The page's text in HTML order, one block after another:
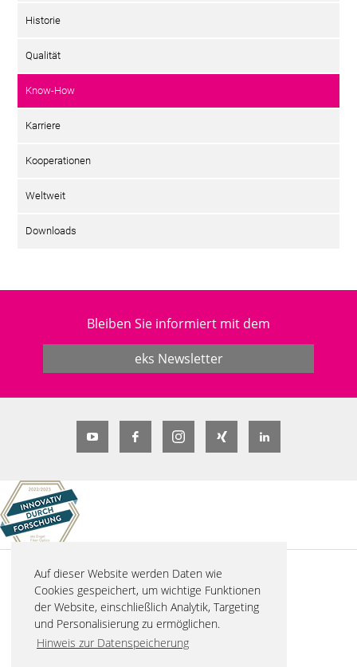
Auf dieser Website werden Daten wie
Cookies gespeichert, um wichtige Funktionen
der Website, einschließlich Analytik, Targeting
und Personalisierung zu ermöglichen.
Hinweis zur Datenspeicherung
Historie
Qualität
Know-How
Karriere
Kooperationen
Weltweit
Downloads
Bleiben Sie informiert mit dem
eks Newsletter
© 2026 eks Engel FOS GmbH & Co. KG
Schützenstraße 2
57482 Wenden-Hillmicke
Tel. +49 2762 9313-600
info(at)eks-engel.de